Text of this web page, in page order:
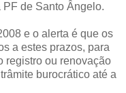
de Santo Ângelo.
e o alerta é que os
a estes prazos, para
registro ou renovação
burocrático até a